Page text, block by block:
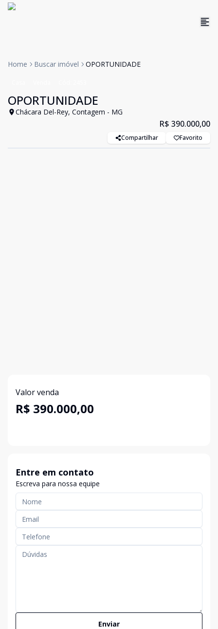
Home Buscar imóvel OPORTUNIDADE
OPORTUNIDADE
Chácara Del-Rey, Contagem - MG
R$ 390.000,00
Compartilhar Favorito
Valor venda
R$ 390.000,00
Entre em contato
Escreva para nossa equipe
Enviar